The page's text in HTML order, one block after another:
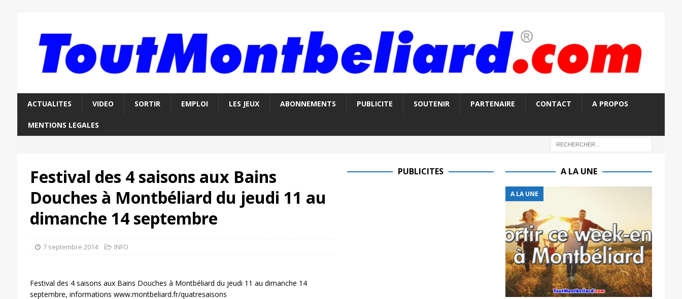
ACTUALITES VIDEO SORTIR EMPLOI LES JEUX ABONNEMENTS PUBLICITE SOUTENIR PARTENAIRE CONTACT A PROPOS
MENTIONS LEGALES
Festival des 4 saisons aux Bains
Douches à Montbéliard du jeudi 11 au
dimanche 14 septembre
7 septembre 2014 INFO
Festival des 4 saisons aux Bains Douches à Montbéliard du jeudi 11 au dimanche 14
septembre, informations www.montbeliard.fr/quatresaisons
PUBLICITES A LA UNE
A LA UNE